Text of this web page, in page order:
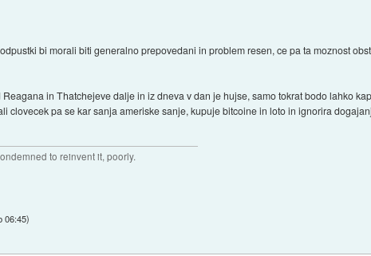
bi morali biti generalno prepovedani in problem resen, ce pa ta moznost
in Thatchejeve dalje in iz dneva v dan je hujse, samo tokrat bodo lahko
clovecek pa se kar sanja ameriske sanje, kupuje bitcoine in loto in ignorira
to reinvent it, poorly.
06:45)